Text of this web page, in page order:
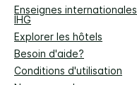
Enseignes internationales
IHG
Explorer les hôtels
Besoin d'aide?
Conditions d'utilisation